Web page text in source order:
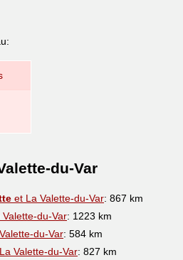
du-Var
et La Valette-du-Var: 867 km
du-Var: 1223 km
du-Var: 584 km
Valette-du-Var: 827 km